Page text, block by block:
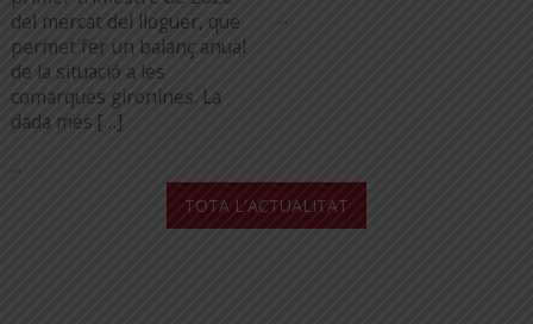
del mercat del lloguer, que
permet fer un balanç anual
de la situació a les
comarques gironines. La
dada més […]
...
...
TOTA L'ACTUALITAT